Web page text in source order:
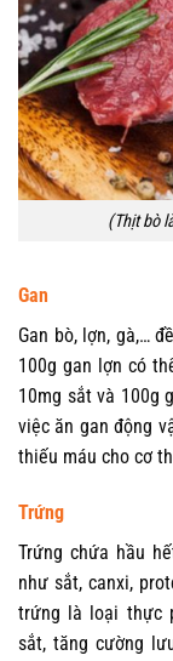
(Thịt bò
Gan
Gan bò, lợn, gà,…
100g gan lợn có
10mg sắt và 100g
việc ăn gan động
thiếu máu cho cơ
Trứng
Trứng chứa hầu
như sắt, canxi,
trứng là loại thực
sắt, tăng cường